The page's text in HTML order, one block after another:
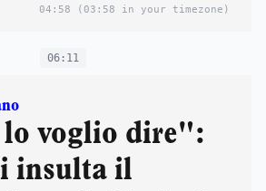
04:58 (03:58 in your timezone)
06:11
voglio dire":
insulta il